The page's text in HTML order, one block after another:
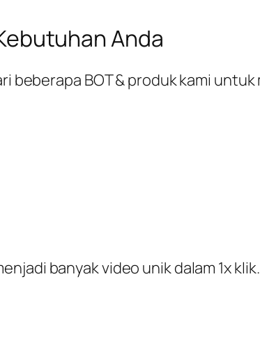
Anda
beberapa BOT & produk kami
banyak video unik dalam 1x klik.